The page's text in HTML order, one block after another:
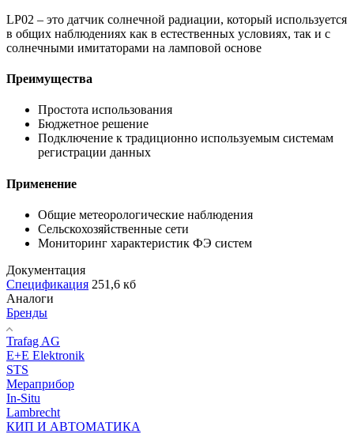
LP02 – это датчик солнечной радиации, который используется
в общих наблюдениях как в естественных условиях, так и с
солнечными имитаторами на ламповой основе
Преимущества
Простота использования
Бюджетное решение
Подключение к традиционно используемым системам
регистрации данных
Применение
Общие метеорологические наблюдения
Сельскохозяйственные сети
Мониторинг характеристик ФЭ систем
Документация
Спецификация 251,6 кб
Аналоги
Бренды
Trafag AG
E+E Elektronik
STS
Мераприбор
In-Situ
Lambrecht
КИП И АВТОМАТИКА